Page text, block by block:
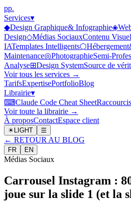
pp.
Services▾
◆Design Graphique& Infographie◈
Design◇Médias SociauxContenu Visuel
IATemplates Intelligents⬡Hébergement
Maintenance◎PhotographieSemi-
Analyse⊞Design SystemSource de
Voir tous les services →
TarifsExpertisePortfolioBlog
Librairie▾
⌨Claude Code Cheat Sheet
Voir toute la librairie →
À proposContactEspace client
☀ LIGHT ☰
← RETOUR AU BLOG
FR EN
Médias Sociaux
Carrousel Instagram :
joue sur la slide 1 (et la